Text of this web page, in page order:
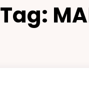
Tag: